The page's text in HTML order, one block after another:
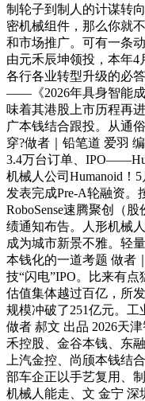
制轮子到制人的计谋转
密机械组件，那么你就
和市场推广。可有一条
由元禾辰坤领投，本年
各行各业转型升级的必
——《2026年具身智能
味着其港股上市历程再
广本钱结合跟投。从通
穿?做者｜铅笔道 爱羽
3.4万台订单、
机械人公司Humanoid！
发表完成Pre-A轮融资。
RoboSense速腾聚创（
绩通知布告。人形机械
成为城市新景不雅。轻
本钱化的一道考题 做者
技“闪电”IPO。比来有
估值集体越过百亿，所
规模冲破了251亿元。工
做者 郝文 出品 2026天
禾控股、金谷本钱、东
上汽金控、尚颀本钱结
部车企正以手艺复用、
机械人能走、文 金宁 深